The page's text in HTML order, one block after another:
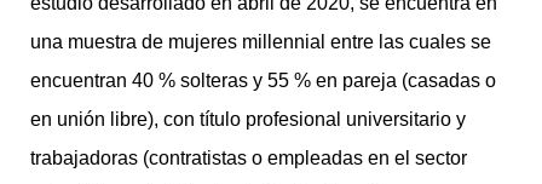
una muestra de mujeres millennial entre las cuales se
encuentran 40 % solteras y 55 % en pareja (casadas o
en unión libre), con título profesional universitario y
trabajadoras (contratistas o empleadas en el sector